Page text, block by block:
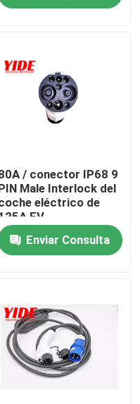
/ conector IP68 9
Male Interlock del
eléctrico de
EV
Enviar Consulta